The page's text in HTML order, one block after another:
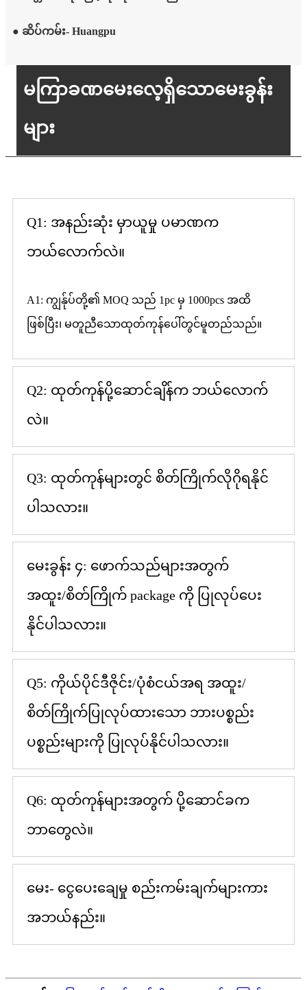
● ဆိပ်ကမ်း- Huangpu
မကြာခဏမေးလေ့ရှိသောမေးခွန်း
များ
Q1: အနည်းဆုံး မှာယူမှု ပမာဏက
ဘယ်လောက်လဲ။
A1: ကျွန်ုပ်တို့၏ MOQ သည် 1pc မှ 1000pcs အထိ
ဖြစ်ပြီး၊ မတူညီသောထုတ်ကုန်ပေါ်တွင်မူတည်သည်။
Q2: ထုတ်ကုန်ပို့ဆောင်ချိန်က ဘယ်လောက်
လဲ။
Q3: ထုတ်ကုန်များတွင် စိတ်ကြိုက်လိုဂိုရနိုင်
ပါသလား။
မေးခွန်း ၄: ဖောက်သည်များအတွက်
အထူး/စိတ်ကြိုက် package ကို ပြုလုပ်ပေး
နိုင်ပါသလား။
Q5: ကိုယ်ပိုင်ဒီဇိုင်း/ပုံစံငယ်အရ အထူး/
စိတ်ကြိုက်ပြုလုပ်ထားသော ဘားပစ္စည်း
ပစ္စည်းများကို ပြုလုပ်နိုင်ပါသလား။
Q6: ထုတ်ကုန်များအတွက် ပို့ဆောင်ခက
ဘာတွေလဲ။
မေး- ငွေပေးချေမှု စည်းကမ်းချက်များကား
အဘယ်နည်း။